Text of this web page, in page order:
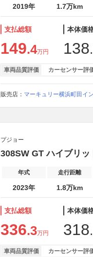
2019年 1.7万km
支払総額
149.4万円
本体価
138
車両品質評価 カーセンサー評
販売店： マーキュリー横浜町田イ
プジョー
308SW GT ハイブリ
年式 走行距離
2023年 1.8万km
支払総額
336.3万円
本体価
318
車両品質評価 カーセンサー評